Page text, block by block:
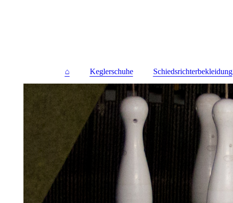
⌂ Keglerschuhe Schiedsrichterbekleidung